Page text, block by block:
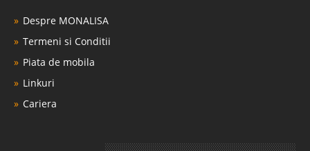
Despre MONALISA
Termeni si Conditii
Piata de mobila
Linkuri
Cariera